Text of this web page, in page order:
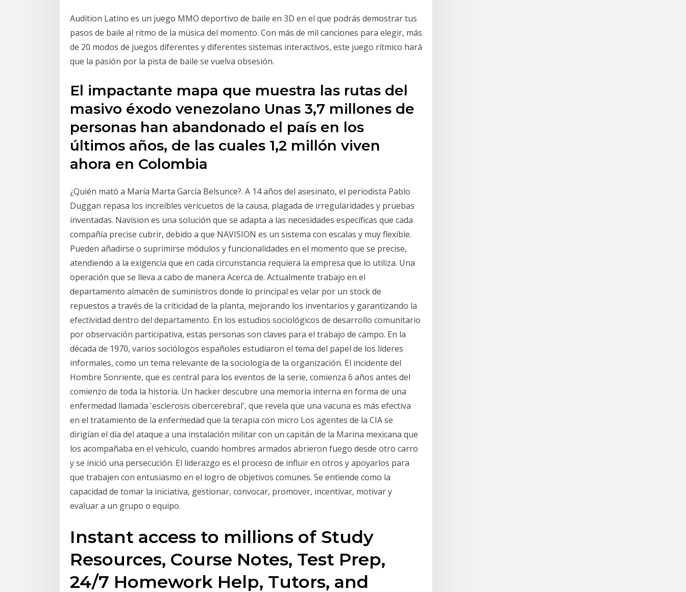
Audition Latino es un juego MMO deportivo de baile en 3D en el que podrás demostrar tus
pasos de baile al ritmo de la música del momento. Con más de mil canciones para elegir, más
de 20 modos de juegos diferentes y diferentes sistemas interactivos, este juego rítmico hará
que la pasión por la pista de baile se vuelva obsesión.
El impactante mapa que muestra las rutas del
masivo éxodo venezolano Unas 3,7 millones de
personas han abandonado el país en los
últimos años, de las cuales 1,2 millón viven
ahora en Colombia
¿Quién mató a María Marta García Belsunce?. A 14 años del asesinato, el periodista Pablo
Duggan repasa los increíbles vericuetos de la causa, plagada de irregularidades y pruebas
inventadas. Navision es una solución que se adapta a las necesidades específicas que cada
compañía precise cubrir, debido a que NAVISION es un sistema con escalas y muy flexible.
Pueden añadirse o suprimirse módulos y funcionalidades en el momento que se precise,
atendiendo a la exigencia que en cada circunstancia requiera la empresa que lo utiliza. Una
operación que se lleva a cabo de manera Acerca de. Actualmente trabajo en el
departamento almacén de suministros donde lo principal es velar por un stock de
repuestos a través de la criticidad de la planta, mejorando los inventarios y garantizando la
efectividad dentro del departamento. En los estudios sociológicos de desarrollo comunitario
por observación participativa, estas personas son claves para el trabajo de campo. En la
década de 1970, varios sociólogos españoles estudiaron el tema del papel de los líderes
informales, como un tema relevante de la sociología de la organización. El incidente del
Hombre Sonriente, que es central para los eventos de la serie, comienza 6 años antes del
comienzo de toda la historia. Un hacker descubre una memoria interna en forma de una
enfermedad llamada 'esclerosis cibercerebral', que revela que una vacuna es más efectiva
en el tratamiento de la enfermedad que la terapia con micro Los agentes de la CIA se
dirigían el día del ataque a una instalación militar con un capitán de la Marina mexicana que
los acompañaba en el vehículo, cuando hombres armados abrieron fuego desde otro carro
y se inició una persecución. El liderazgo es el proceso de influir en otros y apoyarlos para
que trabajen con entusiasmo en el logro de objetivos comunes. Se entiende como la
capacidad de tomar la iniciativa, gestionar, convocar, promover, incentivar, motivar y
evaluar a un grupo o equipo.
Instant access to millions of Study
Resources, Course Notes, Test Prep,
24/7 Homework Help, Tutors, and